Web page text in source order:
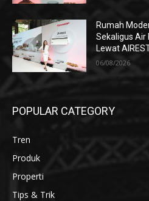
Rumah
Sekaligus Air
Lewat
06/08/2026
POPULAR CATEGORY
Tren
Produk
Properti
Tips & Trik